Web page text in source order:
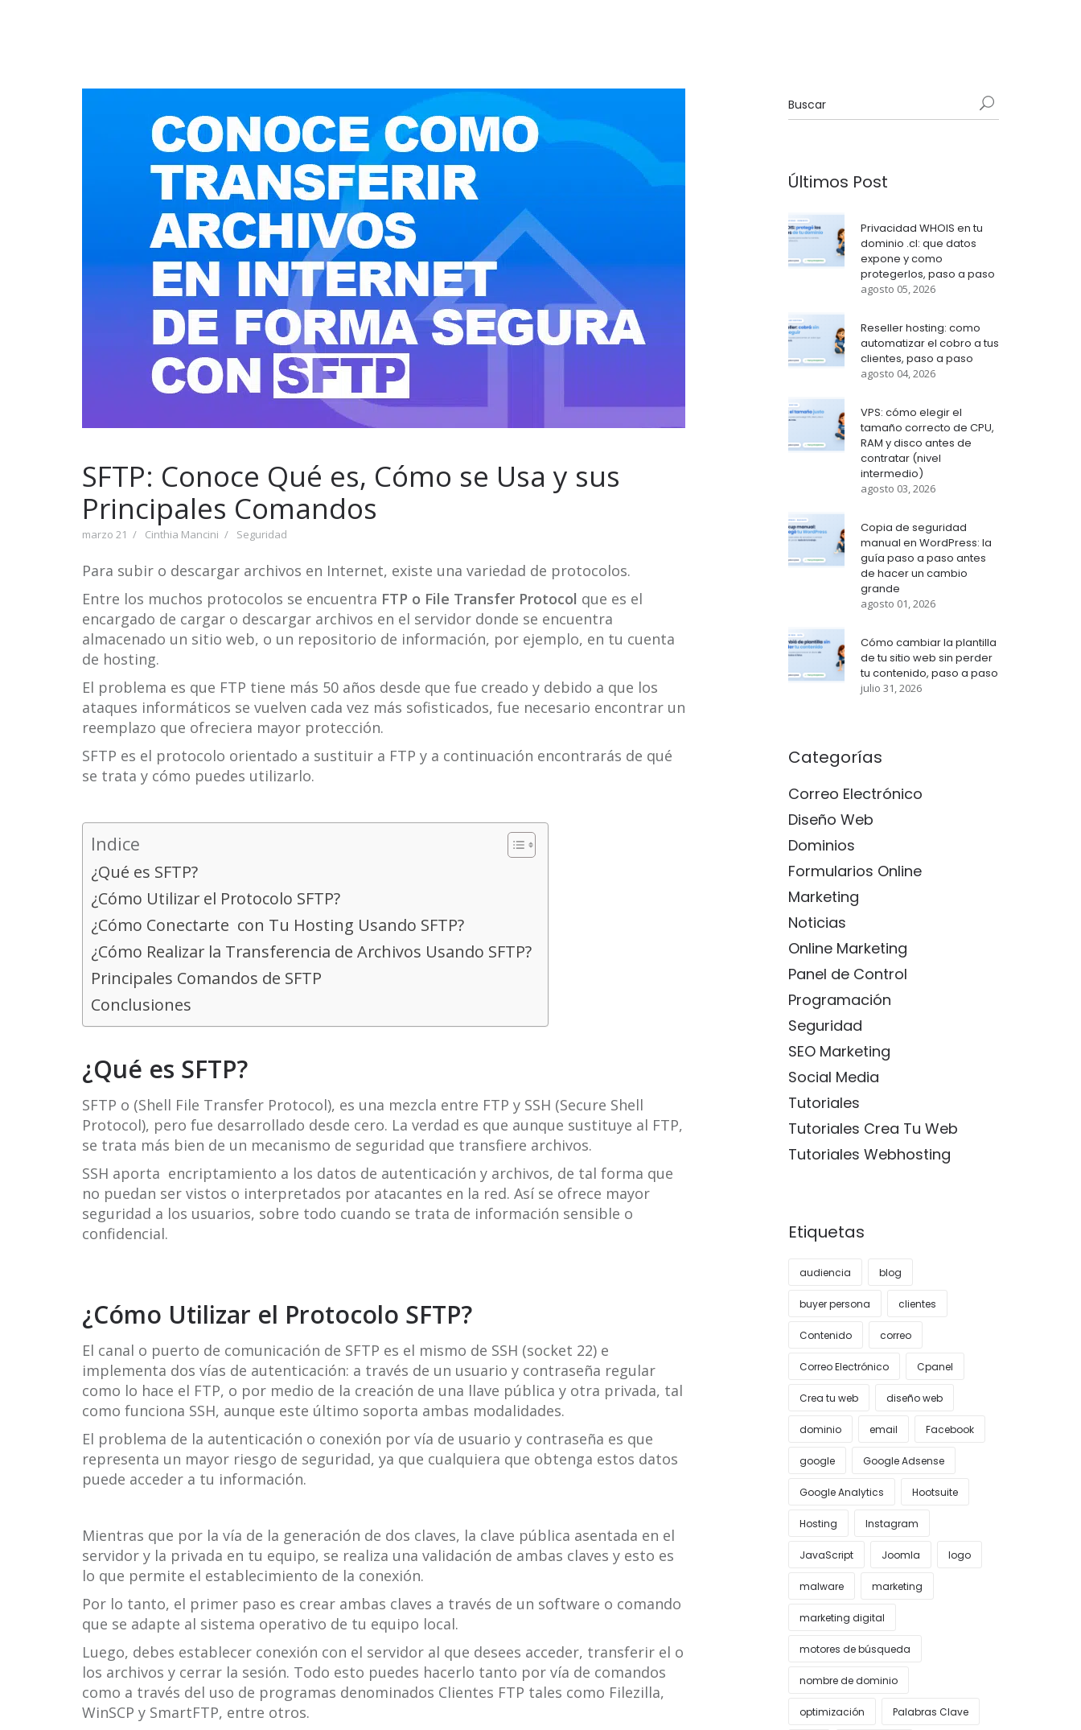
SFTP: Conoce Qué es, Cómo se Usa y sus
Principales Comandos
marzo 21 Cinthia Mancini Seguridad
Para subir o descargar archivos en Internet, existe una variedad de protocolos.
Entre los muchos protocolos se encuentra FTP o File Transfer Protocol que es el
encargado de cargar o descargar archivos en el servidor donde se encuentra
almacenado un sitio web, o un repositorio de información, por ejemplo, en tu cuenta
de hosting.
El problema es que FTP tiene más 50 años desde que fue creado y debido a que los
ataques informáticos se vuelven cada vez más sofisticados, fue necesario encontrar un
reemplazo que ofreciera mayor protección.
SFTP es el protocolo orientado a sustituir a FTP y a continuación encontrarás de qué
se trata y cómo puedes utilizarlo.
Indice
¿Qué es SFTP?
¿Cómo Utilizar el Protocolo SFTP?
¿Cómo Conectarte con Tu Hosting Usando SFTP?
¿Cómo Realizar la Transferencia de Archivos Usando SFTP?
Principales Comandos de SFTP
Conclusiones
¿Qué es SFTP?
SFTP o (Shell File Transfer Protocol), es una mezcla entre FTP y SSH (Secure Shell
Protocol), pero fue desarrollado desde cero. La verdad es que aunque sustituye al FTP,
se trata más bien de un mecanismo de seguridad que transfiere archivos.
SSH aporta encriptamiento a los datos de autenticación y archivos, de tal forma que
no puedan ser vistos o interpretados por atacantes en la red. Así se ofrece mayor
seguridad a los usuarios, sobre todo cuando se trata de información sensible o
confidencial.
¿Cómo Utilizar el Protocolo SFTP?
El canal o puerto de comunicación de SFTP es el mismo de SSH (socket 22) e
implementa dos vías de autenticación: a través de un usuario y contraseña regular
como lo hace el FTP, o por medio de la creación de una llave pública y otra privada, tal
como funciona SSH, aunque este último soporta ambas modalidades.
El problema de la autenticación o conexión por vía de usuario y contraseña es que
representa un mayor riesgo de seguridad, ya que cualquiera que obtenga estos datos
puede acceder a tu información.
Mientras que por la vía de la generación de dos claves, la clave pública asentada en el
servidor y la privada en tu equipo, se realiza una validación de ambas claves y esto es
lo que permite el establecimiento de la conexión.
Por lo tanto, el primer paso es crear ambas claves a través de un software o comando
que se adapte al sistema operativo de tu equipo local.
Luego, debes establecer conexión con el servidor al que desees acceder, transferir el o
los archivos y cerrar la sesión. Todo esto puedes hacerlo tanto por vía de comandos
como a través del uso de programas denominados Clientes FTP tales como Filezilla,
WinSCP y SmartFTP, entre otros.
Últimos Post
Privacidad WHOIS en tu
dominio .cl: que datos
expone y como
protegerlos, paso a paso
agosto 05, 2026
Reseller hosting: como
automatizar el cobro a tus
clientes, paso a paso
agosto 04, 2026
VPS: cómo elegir el
tamaño correcto de CPU,
RAM y disco antes de
contratar (nivel
intermedio)
agosto 03, 2026
Copia de seguridad
manual en WordPress: la
guía paso a paso antes
de hacer un cambio
grande
agosto 01, 2026
Cómo cambiar la plantilla
de tu sitio web sin perder
tu contenido, paso a paso
julio 31, 2026
Categorías
Correo Electrónico
Diseño Web
Dominios
Formularios Online
Marketing
Noticias
Online Marketing
Panel de Control
Programación
Seguridad
SEO Marketing
Social Media
Tutoriales
Tutoriales Crea Tu Web
Tutoriales Webhosting
Etiquetas
audiencia blog
buyer persona clientes
Contenido correo
Correo Electrónico Cpanel
Crea tu web diseño web
dominio email Facebook
google Google Adsense
Google Analytics Hootsuite
Hosting Instagram
JavaScript Joomla logo
malware marketing
marketing digital
motores de búsqueda
nombre de dominio
optimización Palabras Clave